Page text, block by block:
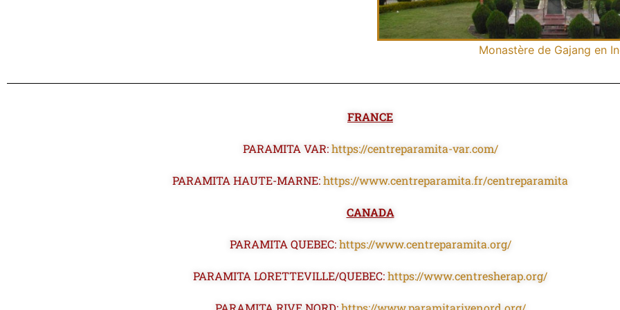
Monastère de Gajang en
FRANCE
PARAMITA VAR:https://centreparamita-var.com/
PARAMITA HAUTE-MARNE:https://www.centreparamita.fr/centreparamita
CANADA
PARAMITA QUEBEC:https://www.centreparamita.org/
PARAMITA LORETTEVILLE/QUEBEC:https://www.centresherap.org/